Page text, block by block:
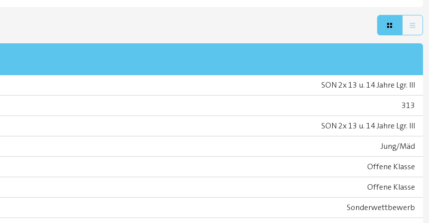
SON 2x 13 u. 14 Jahre Lgr. III
313
SON 2x 13 u. 14 Jahre Lgr. III
Jung/Mäd
Offene Klasse
Offene Klasse
Sonderwettbewerb